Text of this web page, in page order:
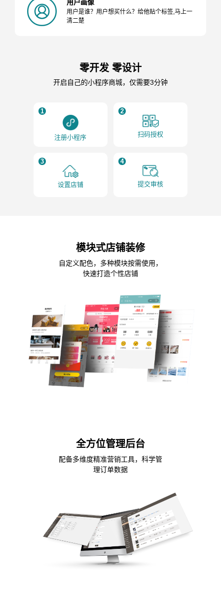
用户画像
用户是谁？用户想买什么？给他贴个标签,马上一
清二楚
零开发 零设计
开启自己的小程序商城，仅需要3分钟
1
注册小程序
2
扫码授权
3
设置店铺
4
提交审核
模块式店铺装修
自定义配色，多种模块按需使用，
快速打造个性店铺
全方位管理后台
配备多维度精准营销工具，科学管
理订单数据